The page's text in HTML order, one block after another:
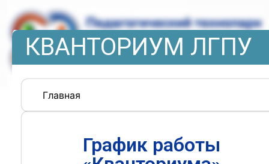
КВАНТОРИУМ ЛГПУ
Главная
График работы